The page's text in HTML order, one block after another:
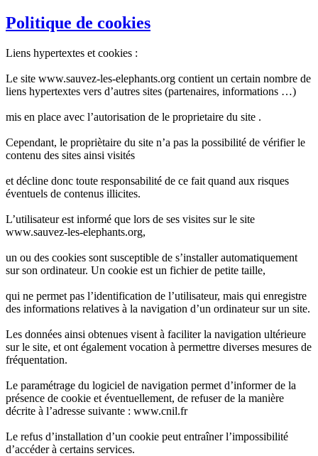
Politique de cookies
Liens hypertextes et cookies :
Le site www.sauvez-les-elephants.org contient un certain nombre de
liens hypertextes vers d’autres sites (partenaires, informations …)
mis en place avec l’autorisation de le proprietaire du site .
Cependant, le propriètaire du site n’a pas la possibilité de vérifier le
contenu des sites ainsi visités
et décline donc toute responsabilité de ce fait quand aux risques
éventuels de contenus illicites.
L’utilisateur est informé que lors de ses visites sur le site
www.sauvez-les-elephants.org,
un ou des cookies sont susceptible de s’installer automatiquement
sur son ordinateur. Un cookie est un fichier de petite taille,
qui ne permet pas l’identification de l’utilisateur, mais qui enregistre
des informations relatives à la navigation d’un ordinateur sur un site.
Les données ainsi obtenues visent à faciliter la navigation ultérieure
sur le site, et ont également vocation à permettre diverses mesures de
fréquentation.
Le paramétrage du logiciel de navigation permet d’informer de la
présence de cookie et éventuellement, de refuser de la manière
décrite à l’adresse suivante : www.cnil.fr
Le refus d’installation d’un cookie peut entraîner l’impossibilité
d’accéder à certains services.